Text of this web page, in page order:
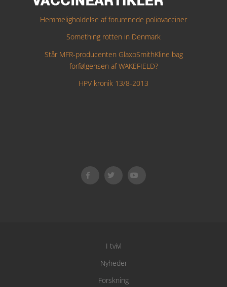
Hemmeligholdelse af forurenede poliovacciner
Something rotten in Denmark
Står MFR-producenten GlaxoSmithKline bag
forfølgensen af WAKEFIELD?
HPV kronik 13/8-2013
I tvivl
Nyheder
Forskning